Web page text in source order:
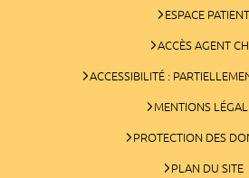
ESPACE PATIENT
ACCÈS AGENT
ACCESSIBILITÉ :
MENTIONS
PROTECTION DES
PLAN DU SITE